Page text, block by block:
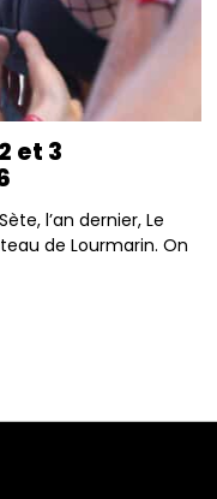
et 3
l’an dernier, Le
de Lourmarin. On